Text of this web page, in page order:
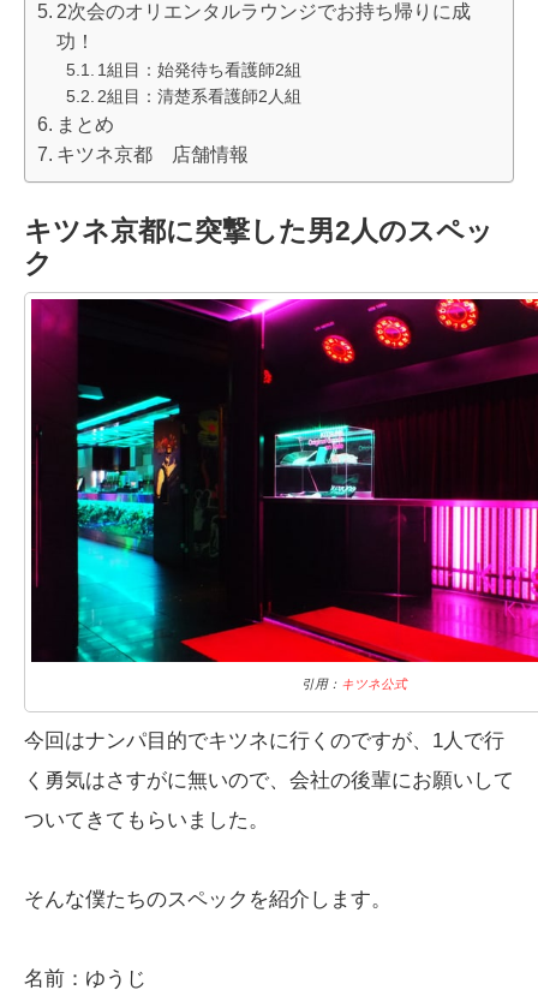
2次会のオリエンタルラウンジでお持ち帰りに成
功！
1組目：始発待ち看護師2組
2組目：清楚系看護師2人組
まとめ
キツネ京都 店舗情報
キツネ京都に突撃した男2人のスペッ
ク
引用： キツネ公式
今回はナンパ目的でキツネに行くのですが、1人で行
く勇気はさすがに無いので、会社の後輩にお願いして
ついてきてもらいました。
そんな僕たちのスペックを紹介します。
名前：ゆうじ